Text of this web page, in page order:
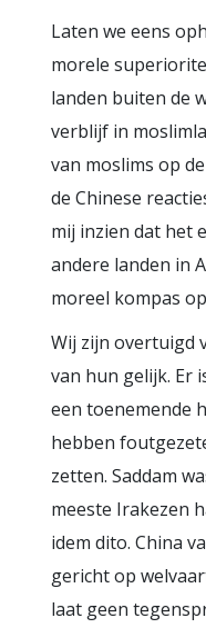
Laten we eens
morele
landen buiten de
verblijf in
van moslims op
de Chinese
mij inzien dat het
andere landen in
moreel kompas
Wij zijn overtuigd
van hun gelijk. Er
een toenemende
hebben
zetten. Saddam
meeste Irakezen
idem dito. China
gericht op
laat geen